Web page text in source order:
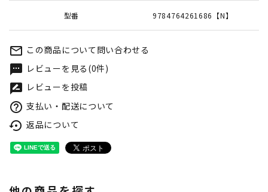
型番 9784764261686【N】
mail_outline この商品について問い合わせる
textsms レビューを見る(0件)
rate_review レビューを投稿
help_outline 支払い・配送について
settings_backup_restore 返品について